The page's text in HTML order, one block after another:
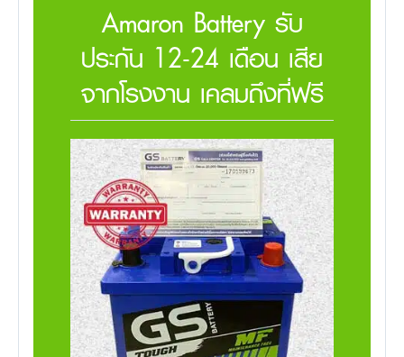
Amaron Battery รับ
ประกัน 12-24 เดือน เสีย
จากโรงงาน เคลมถึงที่ฟรี